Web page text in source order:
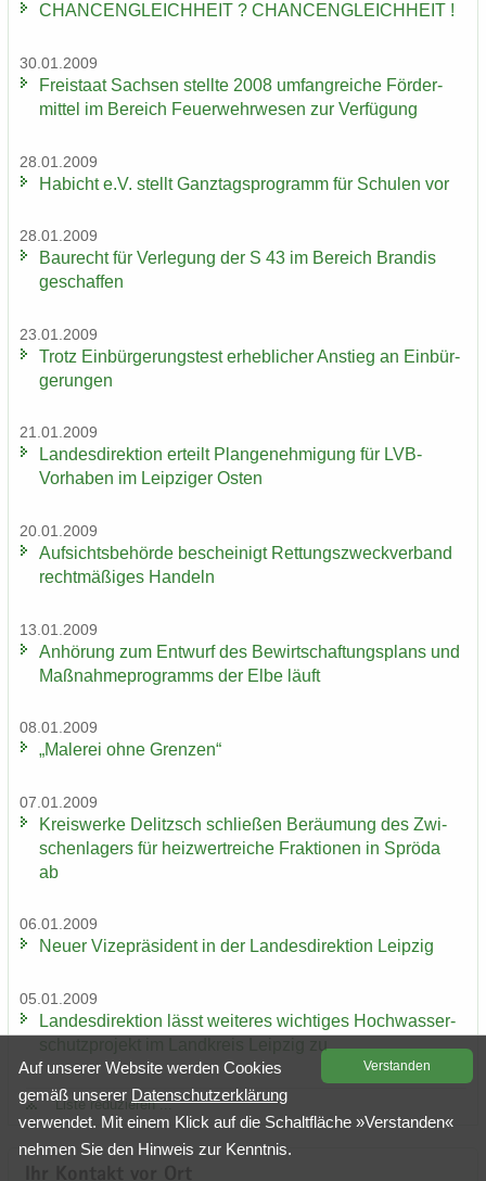
CHAN­CEN­GLEICH­HEIT ? CHAN­CEN­GLEICH­HEIT !
30.01.2009
Frei­staat Sach­sen stell­te 2008 um­fang­rei­che För­der­
mit­tel im Be­reich Feu­er­wehr­we­sen zur Ver­fü­gung
28.01.2009
Ha­bicht e.V. stellt Ganz­tags­pro­gramm für Schu­len vor
28.01.2009
Bau­recht für Ver­le­gung der S 43 im Be­reich Bran­dis
ge­schaf­fen
23.01.2009
Trotz Ein­bür­ge­rungs­test er­heb­li­cher An­stieg an Ein­bür­
ge­run­gen
21.01.2009
Lan­des­di­rek­ti­on er­teilt Plan­ge­neh­mi­gung für LVB-​
Vorhaben im Leip­zi­ger Osten
20.01.2009
Auf­sichts­be­hör­de be­schei­nigt Ret­tungs­zweck­ver­band
recht­mä­ßi­ges Han­deln
13.01.2009
An­hö­rung zum Ent­wurf des Be­wirt­schaf­tungs­plans und
Maß­nah­me­pro­gramms der Elbe läuft
08.01.2009
„Ma­le­rei ohne Gren­zen“
07.01.2009
Kreis­wer­ke De­litzsch schlie­ßen Be­räu­mung des Zwi­
schen­la­gers für heiz­wertrei­che Frak­tio­nen in Sprö­da
ab
06.01.2009
Neuer Vi­ze­prä­si­dent in der Lan­des­di­rek­ti­on Leip­zig
05.01.2009
Lan­des­di­rek­ti­on lässt wei­te­res wich­ti­ges Hoch­was­ser­
schutz­pro­jekt im Land­kreis Leip­zig zu
Liste re­du­zie­ren ...
Ver­stan­den
Auf un­se­rer Web­site wer­den Coo­kies
gemäß un­se­rer Da­ten­schutz­er­klä­rung
ver­wen­det. Mit einem Klick auf die Schalt­flä­che »Ver­stan­den«
neh­men Sie den Hin­weis zur Kennt­nis.